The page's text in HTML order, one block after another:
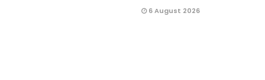
6 August 2026